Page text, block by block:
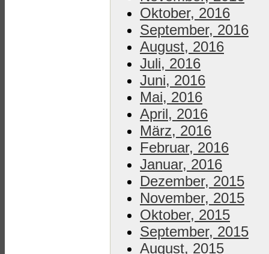
Oktober, 2016
September, 2016
August, 2016
Juli, 2016
Juni, 2016
Mai, 2016
April, 2016
März, 2016
Februar, 2016
Januar, 2016
Dezember, 2015
November, 2015
Oktober, 2015
September, 2015
August, 2015